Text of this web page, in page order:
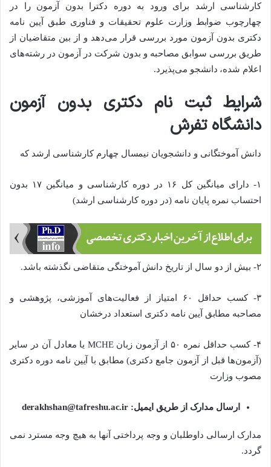
کارشناسی ارشد برای ورود به دوره دکترا بدون آزمون را در
چهارچوب ضوابط وزارت علوم تحقیقات و فناوری طبق آیین نامه
دکتری بدون آزمون مورد بررسی قرار می‌دهد و از بین متقاضیان از
طریق بررسی سوابق مصاحبه و بدون شرکت در آزمون در رشته‌های
اعلام شده، دانشجو می‌پذیرد.
شرایط ثبت نام دکتری بدون آزمون
دانشگاه تفرش
دانش آموختگانی و دانشجویان نیمسال چهارم کارشناسی ارشد که
۱- دارای میانگین کل ۱۶ در دوره کارشناسی و میانگین ۱۷ بدون
احتساب نمره پایان نامه (در دوره کارشناسی ارشد)
۲- بیش از دو سال از تاریخ دانش آموختگی متقاضی نگذشته باشد.
۳- کسب حداقل ۶۰ امتیاز از فعالیت‌های آموزشی، پژوهشی و
مصاحبه مطابق آیین نامه دکتری استعداد درخشان
۴- کسب حداقل نمره ۵۰ از آزمون زبان MCHE یا معادل آن در سایر
(آزمون‌ها قبل از آزمون جامع دکتری) مطابق با آیین نامه دوره دکتری
مصوب وزارت
ارسال مدارک از طریق ایمیل: derakhshan@tafreshu.ac.ir
مدارک ارسالی داوطلبان و وجه پرداختی آنها به هیچ وجه مسترد نمی
گردد.